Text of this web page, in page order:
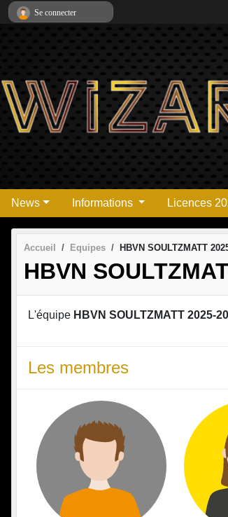
News Informations Licences
Accueil Equipes HBVN SOULTZMATT
HBVN
L'équipe HBVN SOULTZMATT 2025-
Les membres
Se connecter
Panneau de gestion des cookies